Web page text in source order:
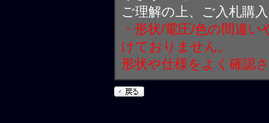
ご理解の上、ご入札購
・形状/電圧/色の間違
けておりません。
形状や仕様をよく確認